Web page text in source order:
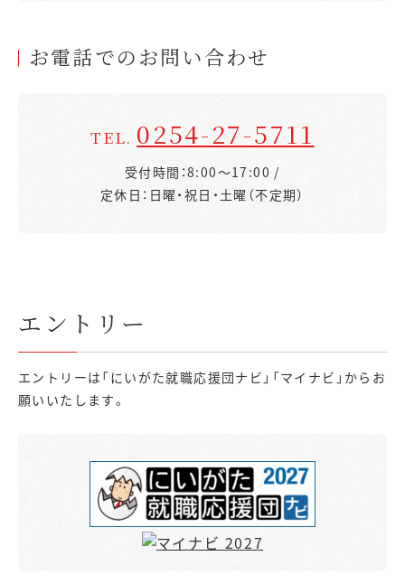
お電話でのお問い合わせ
TEL. 0254-27-5711
受付時間：8:00～17:00 /
定休日：日曜・祝日・土曜（不定期）
エントリー
エントリーは「にいがた就職応援団ナビ」「マイナビ」からお
願いいたします。